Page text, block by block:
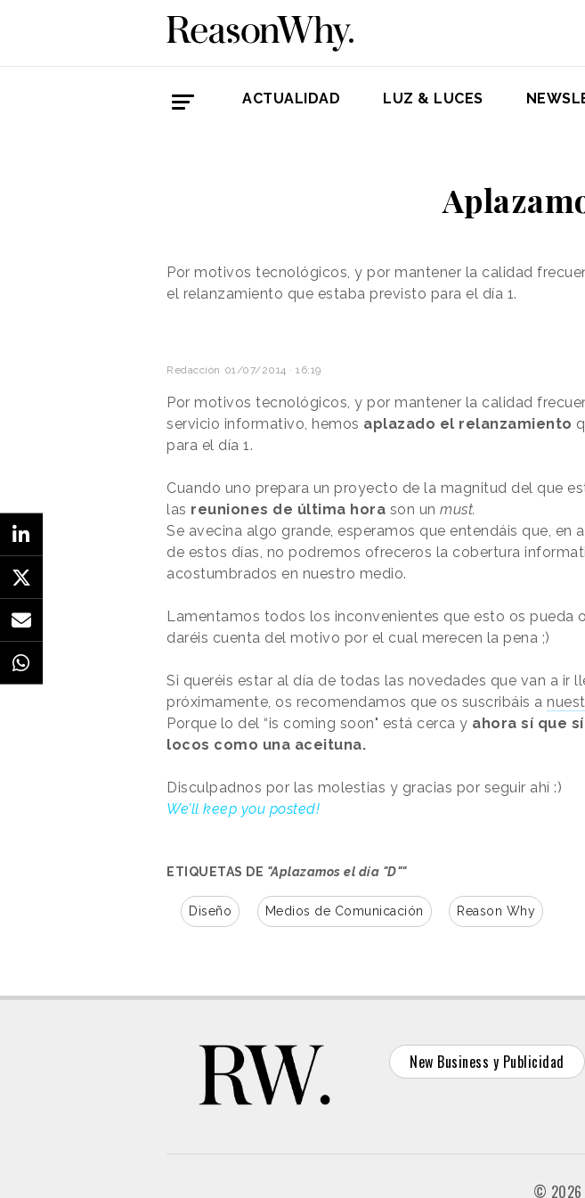
ACTUALIDAD LUZ & LUCES
Por motivos tecnológicos, y por mantener la calidad
el relanzamiento que estaba previsto para el día 1.
Redacción 01/07/2014 · 16:19
Por motivos tecnológicos, y por mantener la calidad
servicio informativo, hemos aplazado el relanzamiento
para el día 1.
Cuando uno prepara un proyecto de la magnitud del que
las reuniones de última hora son un must.
Se avecina algo grande, esperamos que entendáis que, en
de estos días, no podremos ofreceros la cobertura
acostumbrados en nuestro medio.
Lamentamos todos los inconvenientes que esto os pueda
daréis cuenta del motivo por el cual merecen la pena ;)
Si queréis estar al día de todas las novedades que van a ir
próximamente, os recomendamos que os suscribáis a
Porque lo del “is coming soon" está cerca y ahora sí que
locos como una aceituna.
Disculpadnos por las molestias y gracias por seguir ahí :)
We’ll keep you posted!
ETIQUETAS DE "Aplazamos el día "D""
Diseño Medios de Comunicación Reason Why
New Business y Publicidad
© 2026